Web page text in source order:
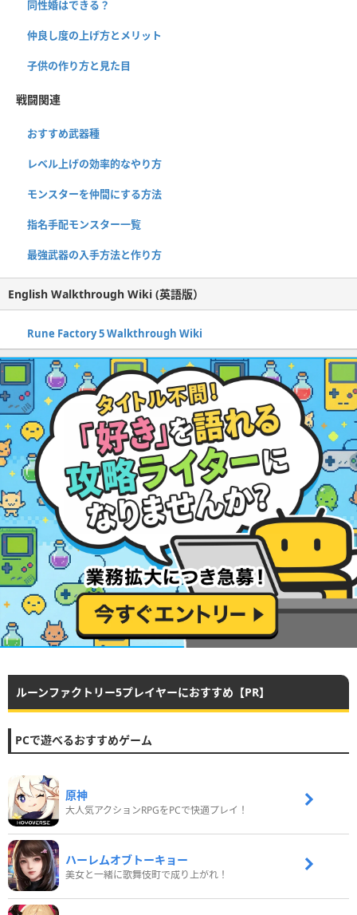
同性婚はできる？
仲良し度の上げ方とメリット
子供の作り方と見た目
戦闘関連
おすすめ武器種
レベル上げの効率的なやり方
モンスターを仲間にする方法
指名手配モンスター一覧
最強武器の入手方法と作り方
English Walkthrough Wiki (英語版）
Rune Factory 5 Walkthrough Wiki
ルーンファクトリー5プレイヤーにおすすめ【PR】
PCで遊べるおすすめゲーム
原神
大人気アクションRPGをPCで快適プレイ！
ハーレムオブトーキョー
美女と一緒に歌舞伎町で成り上がれ！